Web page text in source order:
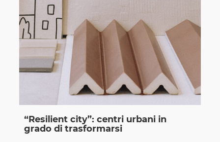
“Resilient city”: centri urbani in
grado di trasformarsi